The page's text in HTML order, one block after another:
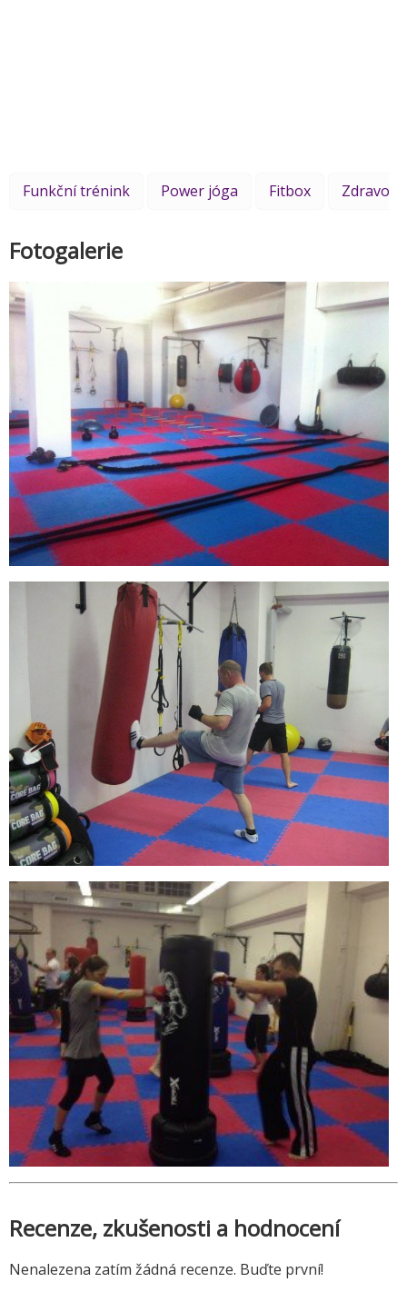
Funkční trénink Power jóga Fitbox
Fotogalerie
Recenze, zkušenosti a hodnocení
Nenalezena zatím žádná recenze. Buďte první!